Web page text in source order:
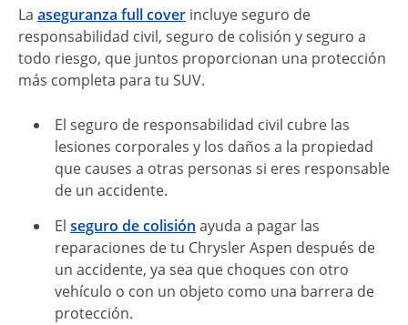
La aseguranza full cover incluye seguro de
responsabilidad civil, seguro de colisión y seguro a
todo riesgo, que juntos proporcionan una protección
más completa para tu SUV.
El seguro de responsabilidad civil cubre las
lesiones corporales y los daños a la propiedad
que causes a otras personas si eres responsable
de un accidente.
El seguro de colisión ayuda a pagar las
reparaciones de tu Chrysler Aspen después de
un accidente, ya sea que choques con otro
vehículo o con un objeto como una barrera de
protección.